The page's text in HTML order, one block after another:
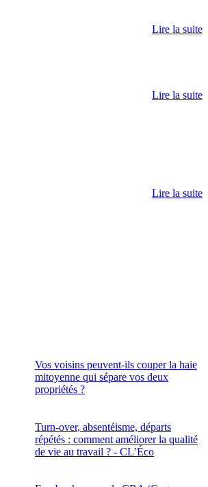
Lire la suite
Lire la suite
Lire la suite
Vos voisins peuvent-ils couper la haie
mitoyenne qui sépare vos deux
propriétés ?
Turn-over, absentéisme, départs
répétés : comment améliorer la qualité
de vie au travail ? - CL’Éco